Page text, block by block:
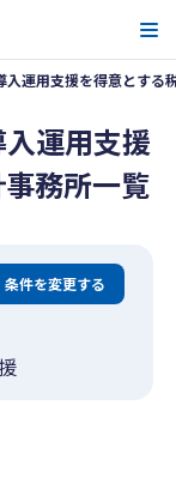
入運用支援を得意とする
運用支援
務所一覧
条件を変更する